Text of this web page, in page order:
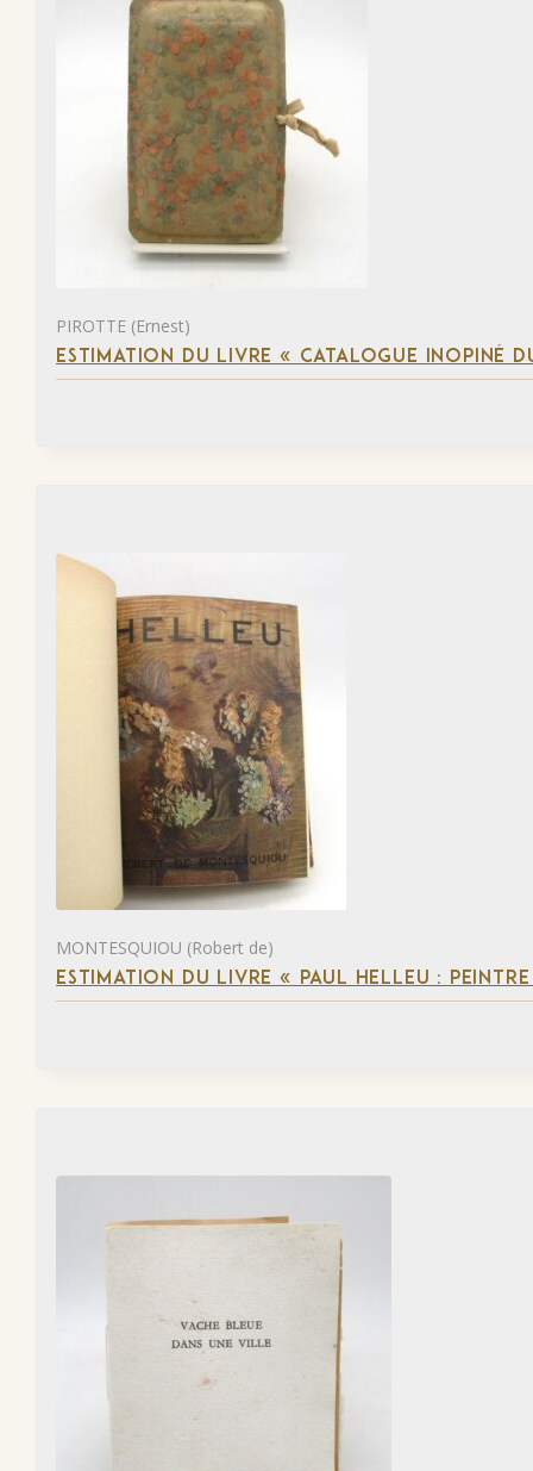
PIROTTE (Ernest)
ESTIMATION DU LIVRE « CATALOGUE INOPINÉ
MONTESQUIOU (Robert de)
ESTIMATION DU LIVRE « PAUL HELLEU :